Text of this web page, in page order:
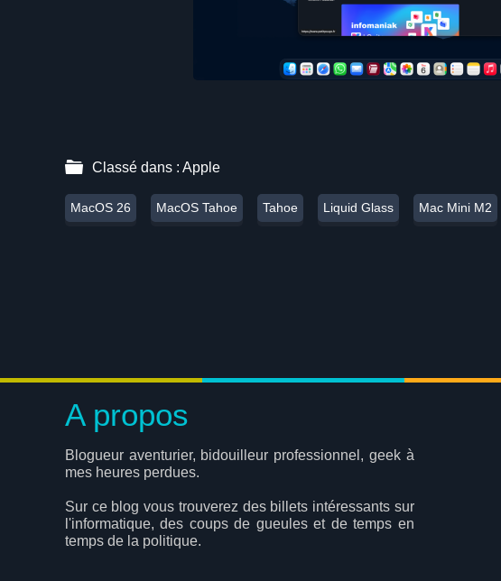
Classé dans : Apple
MacOS 26 MacOS Tahoe Tahoe Liquid Glass Mac Mini M2
A propos
Blogueur aventurier, bidouilleur professionnel, geek à
mes heures perdues.
Sur ce blog vous trouverez des billets intéressants sur
l'informatique, des coups de gueules et de temps en
temps de la politique.